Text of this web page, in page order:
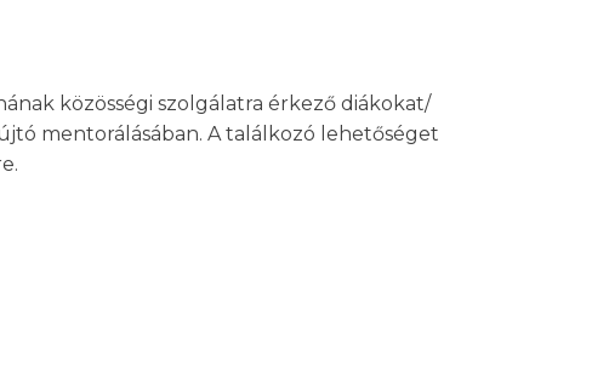
közösségi szolgálatra érkező diákokat/
mentorálásában. A találkozó lehetőséget